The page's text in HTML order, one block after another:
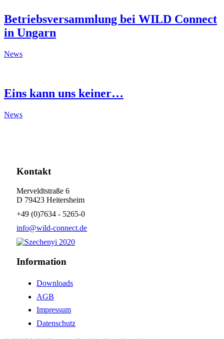
Betriebsversammlung bei WILD Connect
in Ungarn
News
Eins kann uns keiner…
News
Kontakt
Merveldtstraße 6
D 79423 Heitersheim
+49 (0)7634 - 5265-0
info@wild-connect.de
Information
Downloads
AGB
Impressum
Datenschutz